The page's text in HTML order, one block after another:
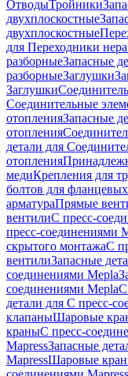
ОтводыТройники
двухплоскостные
двухплоскостные
для Переходники
разборныеЗапасные
разборныеЗаглушки
Заглушки
Соединительные
отопленияЗапасные
отопления
детали для
отопления
медиКрепления для
болтов для
арматураПрямые
вентилиС пресс-
пресс-соединениями
скрытого монтажаС
вентилиЗапасные
соединениями Mepla
соединениями MeplaС
детали для С пресс-
клапаныШаровые
краныС пресс-
MapressЗапасные
MapressШаровые